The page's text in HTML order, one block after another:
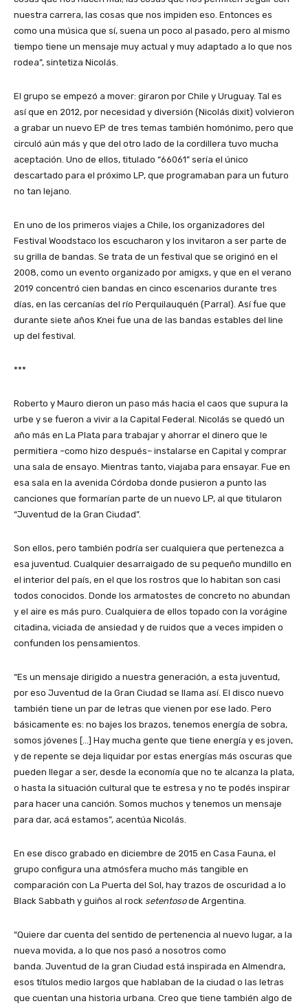
nuestra carrera, las cosas que nos impiden eso. Entonces es
como una música que sí, suena un poco al pasado, pero al mismo
tiempo tiene un mensaje muy actual y muy adaptado a lo que nos
rodea”, sintetiza Nicolás.
El grupo se empezó a mover: giraron por Chile y Uruguay. Tal es
así que en 2012, por necesidad y diversión (Nicolás dixit) volvieron
a grabar un nuevo EP de tres temas también homónimo, pero que
circuló aún más y que del otro lado de la cordillera tuvo mucha
aceptación. Uno de ellos, titulado “66061” sería el único
descartado para el próximo LP, que programaban para un futuro
no tan lejano.
En uno de los primeros viajes a Chile, los organizadores del
Festival Woodstaco los escucharon y los invitaron a ser parte de
su grilla de bandas. Se trata de un festival que se originó en el
2008, como un evento organizado por amigxs, y que en el verano
2019 concentró cien bandas en cinco escenarios durante tres
días, en las cercanías del río Perquilauquén (Parral). Así fue que
durante siete años Knei fue una de las bandas estables del line
up del festival.
***
Roberto y Mauro dieron un paso más hacia el caos que supura la
urbe y se fueron a vivir a la Capital Federal. Nicolás se quedó un
año más en La Plata para trabajar y ahorrar el dinero que le
permitiera –como hizo después– instalarse en Capital y comprar
una sala de ensayo. Mientras tanto, viajaba para ensayar. Fue en
esa sala en la avenida Córdoba donde pusieron a punto las
canciones que formarían parte de un nuevo LP, al que titularon
“Juventud de la Gran Ciudad”.
Son ellos, pero también podría ser cualquiera que pertenezca a
esa juventud. Cualquier desarraigado de su pequeño mundillo en
el interior del país, en el que los rostros que lo habitan son casi
todos conocidos. Donde los armatostes de concreto no abundan
y el aire es más puro. Cualquiera de ellos topado con la vorágine
citadina, viciada de ansiedad y de ruidos que a veces impiden o
confunden los pensamientos.
“Es un mensaje dirigido a nuestra generación, a esta juventud,
por eso Juventud de la Gran Ciudad se llama así. El disco nuevo
también tiene un par de letras que vienen por ese lado. Pero
básicamente es: no bajes los brazos, tenemos energía de sobra,
somos jóvenes […] Hay mucha gente que tiene energía y es joven,
y de repente se deja liquidar por estas energías más oscuras que
pueden llegar a ser, desde la economía que no te alcanza la plata,
o hasta la situación cultural que te estresa y no te podés inspirar
para hacer una canción. Somos muchos y tenemos un mensaje
para dar, acá estamos”, acentúa Nicolás.
En ese disco grabado en diciembre de 2015 en Casa Fauna, el
grupo configura una atmósfera mucho más tangible en
comparación con La Puerta del Sol, hay trazos de oscuridad a lo
Black Sabbath y guiños al rock setentosode Argentina.
“Quiere dar cuenta del sentido de pertenencia al nuevo lugar, a la
nueva movida, a lo que nos pasó a nosotros como
banda. Juventud de la gran Ciudad está inspirada en Almendra,
esos títulos medio largos que hablaban de la ciudad o las letras
que cuentan una historia urbana. Creo que tiene también algo de